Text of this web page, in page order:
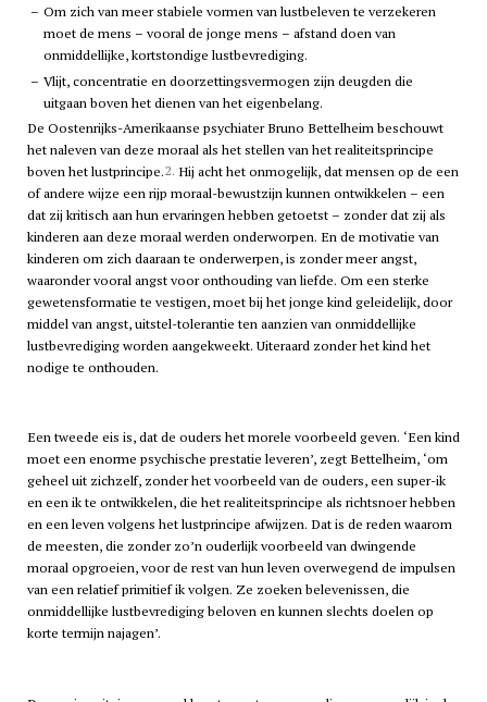
– Om zich van meer stabiele vormen van lustbeleven te verzekeren
moet de mens – vooral de jonge mens – afstand doen van
onmiddellijke, kortstondige lustbevrediging.
– Vlijt, concentratie en doorzettingsvermogen zijn deugden die
uitgaan boven het dienen van het eigenbelang.
De Oostenrijks-Amerikaanse psychiater Bruno Bettelheim beschouwt
het naleven van deze moraal als het stellen van het realiteitsprincipe
boven het lustprincipe.2. Hij acht het onmogelijk, dat mensen op de een
of andere wijze een rijp moraal-bewustzijn kunnen ontwikkelen – een
dat zij kritisch aan hun ervaringen hebben getoetst – zonder dat zij als
kinderen aan deze moraal werden onderworpen. En de motivatie van
kinderen om zich daaraan te onderwerpen, is zonder meer angst,
waaronder vooral angst voor onthouding van liefde. Om een sterke
gewetensformatie te vestigen, moet bij het jonge kind geleidelijk, door
middel van angst, uitstel-tolerantie ten aanzien van onmiddellijke
lustbevrediging worden aangekweekt. Uiteraard zonder het kind het
nodige te onthouden.
Een tweede eis is, dat de ouders het morele voorbeeld geven. ‘Een kind
moet een enorme psychische prestatie leveren’, zegt Bettelheim, ‘om
geheel uit zichzelf, zonder het voorbeeld van de ouders, een super-ik
en een ik te ontwikkelen, die het realiteitsprincipe als richtsnoer hebben
en een leven volgens het lustprincipe afwijzen. Dat is de reden waarom
de meesten, die zonder zo’n ouderlijk voorbeeld van dwingende
moraal opgroeien, voor de rest van hun leven overwegend de impulsen
van een relatief primitief ik volgen. Ze zoeken belevenissen, die
onmiddellijke lustbevrediging beloven en kunnen slechts doelen op
korte termijn najagen’.